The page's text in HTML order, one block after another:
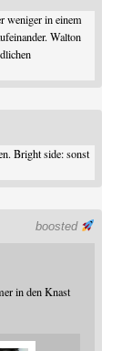
weniger in einem
Walton
Bright side: sonst
boosted
in den Knast